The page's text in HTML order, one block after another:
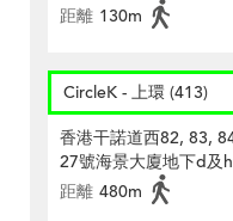
距離 130m
CircleK - 上環 (413)
香港干諾道西82, 83,
27號海景大廈地下d及
距離 480m